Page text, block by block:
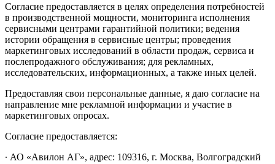
Согласие предоставляется в целях определения потребностей
в производственной мощности, мониторинга исполнения
сервисными центрами гарантийной политики; ведения
истории обращения в сервисные центры; проведения
маркетинговых исследований в области продаж, сервиса и
послепродажного обслуживания; для рекламных,
исследовательских, информационных, а также иных целей.
Предоставляя свои персональные данные, я даю согласие на
направление мне рекламной информации и участие в
маркетинговых опросах.
Согласие предоставляется:
∙ АО «Авилон АГ», адрес: 109316, г. Москва, Волгоградский